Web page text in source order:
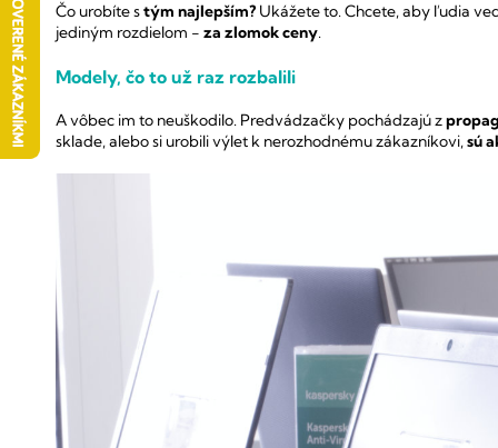
Čo urobíte stým najlepším? Ukážete to.Chcete, aby ľudia
jediným rozdielom - za zlomok ceny.
Modely, čo to už raz rozbalili
A vôbec im to neuškodilo. Predvádzačky pochádzajú z
sklade, alebo si urobili výlet k nerozhodnému zákazníkovi,sú